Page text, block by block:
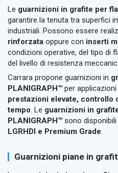
Le guarnizioni in grafite per
garantire la tenuta tra superfici
industriali. Possono essere
rinforzata oppure con inserti
condizioni operative, del tipo di
del livello di resistenza
Carrara propone guarnizioni in
PLANIGRAPH™ per
prestazioni elevate, controllo
tempo. Le guarnizioni in
PLANIGRAPH™ sono
LGRHDI e Premium Grade.
Guarnizioni piane in